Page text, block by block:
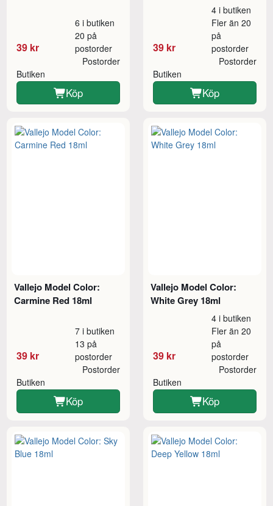
39 kr
6 i butiken
20 på
postorder
Butiken
Postorder
Köp
39 kr
4 i butiken
Fler än 20
på
postorder
Butiken
Postorder
Köp
Vallejo Model Color:
Carmine Red 18ml
39 kr
7 i butiken
13 på
postorder
Butiken
Postorder
Köp
Vallejo Model Color:
White Grey 18ml
39 kr
4 i butiken
Fler än 20
på
postorder
Butiken
Postorder
Köp